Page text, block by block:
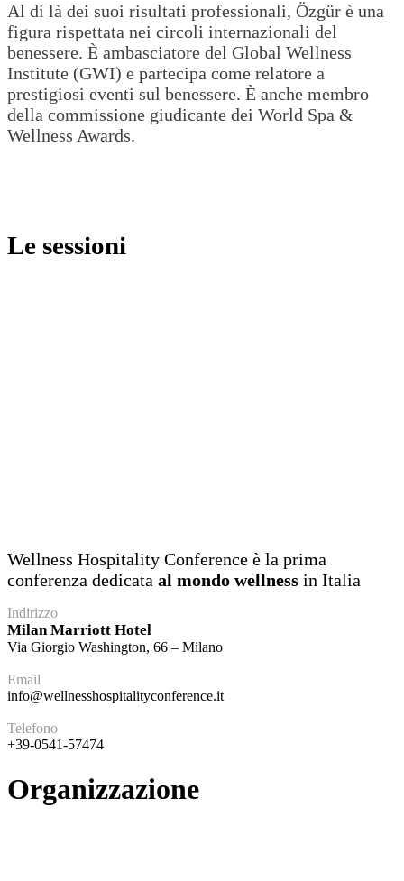
Al di là dei suoi risultati professionali, Özgür è una
figura rispettata nei circoli internazionali del
benessere. È ambasciatore del Global Wellness
Institute (GWI) e partecipa come relatore a
prestigiosi eventi sul benessere. È anche membro
della commissione giudicante dei World Spa &
Wellness Awards.
Le sessioni
Wellness Hospitality Conference è la prima
conferenza dedicata al mondo wellness in Italia
Indirizzo
Milan Marriott Hotel
Via Giorgio Washington, 66 – Milano
Email
info@wellnesshospitalityconference.it
Telefono
+39-0541-57474
Organizzazione